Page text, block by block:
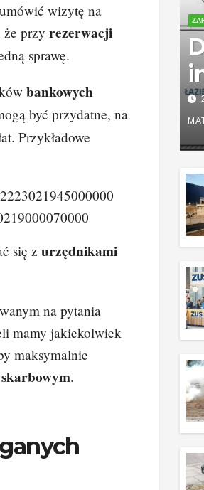
wizytę na
że przy rezerwacji
sprawę.
bankowych
być przydatne, na
Przykładowe
się z urzędnikami
na pytania
mamy jakiekolwiek
maksymalnie
.